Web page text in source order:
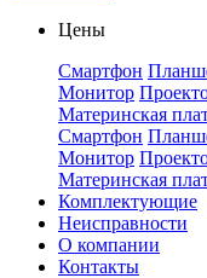
Цены
Смартфон
Монитор
Материнская
Смартфон
Монитор
Материнская
Комплектующие
Неисправности
О компании
Контакты